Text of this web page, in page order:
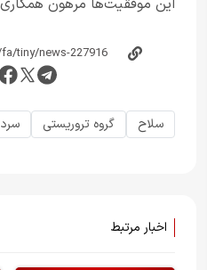
این موفقیت‌ها مرهون
سلاح گروه تروریستی
اخبار مرتبط